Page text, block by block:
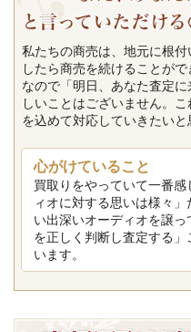
私たちの商売は、地元に根
したら商売を続けることがで
なので「明日、あなた査定
しいことはございません。
を込めて対応していきたいと
心がけていること
買取りをやっていて一番
ィオに対する思いは様々
い出深いオーディオを譲
を正しく判断し査定する
います。